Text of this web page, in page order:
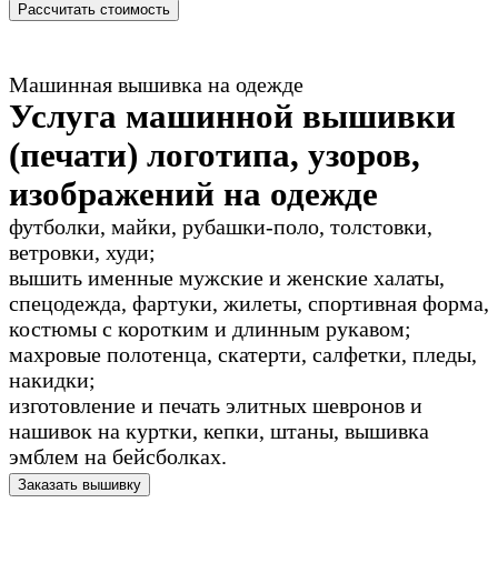
Рассчитать стоимость
Машинная вышивка на одежде
Услуга машинной вышивки
(печати) логотипа, узоров,
изображений на одежде
футболки, майки, рубашки-поло, толстовки,
ветровки, худи;
вышить именные мужские и женские халаты,
спецодежда, фартуки, жилеты, спортивная форма,
костюмы с коротким и длинным рукавом;
махровые полотенца, скатерти, салфетки, пледы,
накидки;
изготовление и печать элитных шевронов и
нашивок на куртки, кепки, штаны, вышивка
эмблем на бейсболках.
Заказать вышивку